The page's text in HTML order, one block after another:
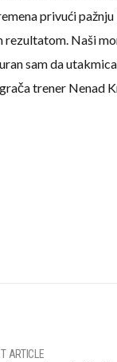
privući
Naši
sam da
trener Nenad
ARTICLE